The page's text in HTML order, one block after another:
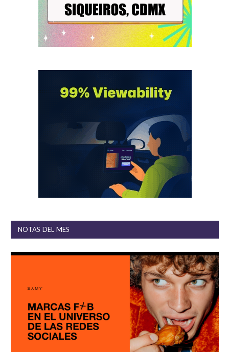
NOTAS DEL MES